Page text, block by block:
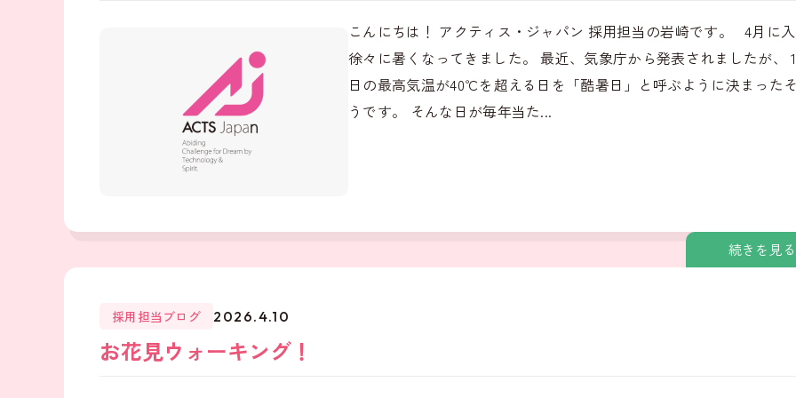
こんにちは！ アクティス・ジャパン 採用担当の岩崎です。 4月に入
徐々に暑くなってきました。 最近、気象庁から発表されましたが、 1
日の最高気温が40℃を超える日を「酷暑日」と呼ぶように決まったそ
うです。 そんな日が毎年当た...
続きを見る
採用担当ブログ 2026.4.10
お花見ウォーキング！